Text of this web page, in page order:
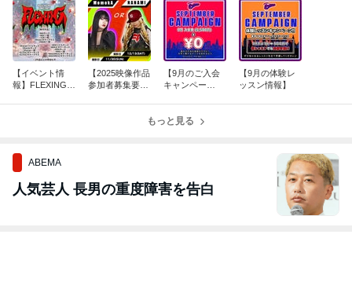
【イベント情
報】FLEXING v
【2025映像作品
参加者募集要
【9月のご入会
キャンペー
【9月の体験レ
ッスン情報】
もっと見る
ABEMA
人気芸人 長男の重度障害を告白